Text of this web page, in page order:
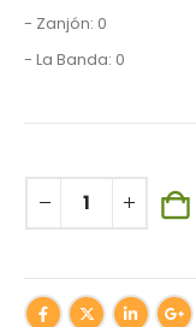
- Zanjón: 0
- La Banda: 0